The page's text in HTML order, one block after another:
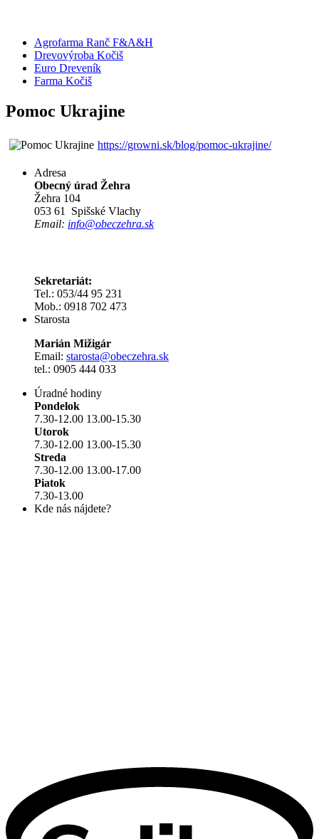
Agrofarma Ranč F&A&H
Drevovýroba Kočiš
Euro Dreveník
Farma Kočiš
Pomoc Ukrajine
https://growni.sk/blog/pomoc-ukrajine/
Adresa
Obecný úrad Žehra
Žehra 104
053 61 Spišské Vlachy
Email: info@obeczehra.sk
Sekretariát:
Tel.: 053/44 95 231
Mob.: 0918 702 473
Starosta
Marián Mižigár
Email: starosta@obeczehra.sk
tel.: 0905 444 033
Úradné hodiny
Pondelok
7.30-12.00 13.00-15.30
Utorok
7.30-12.00 13.00-15.30
Streda
7.30-12.00 13.00-17.00
Piatok
7.30-13.00
Kde nás nájdete?